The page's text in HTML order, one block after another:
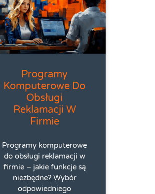
Programy
Komputerowe Do
Obsługi
Reklamacji W
Firmie
Programy komputerowe
do obsługi reklamacji w
firmie – jakie funkcje są
niezbędne? Wybór
odpowiedniego